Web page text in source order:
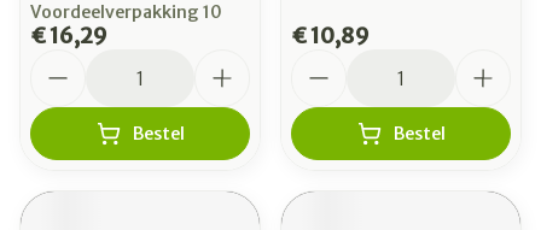
Voordeelverpakking 10
€ 16,29
Bestel
€ 10,89
Bestel